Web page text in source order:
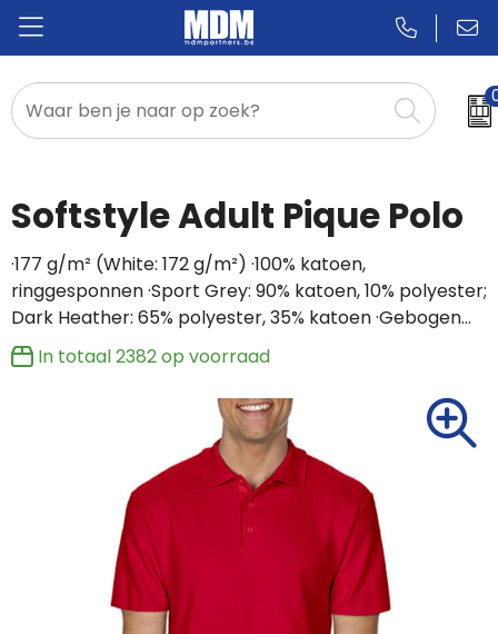
Relatiegeschenken
Promotietextiel
Sportkleding
Softstyle Adult Pique Polo
·177 g/m² (White: 172 g/m²) ·100% katoen,
ringgesponnen ·Sport Grey: 90% katoen, 10% polyester;
Dark Heather: 65% polyester, 35% katoen ·Gebogen…
In totaal2382op voorraad